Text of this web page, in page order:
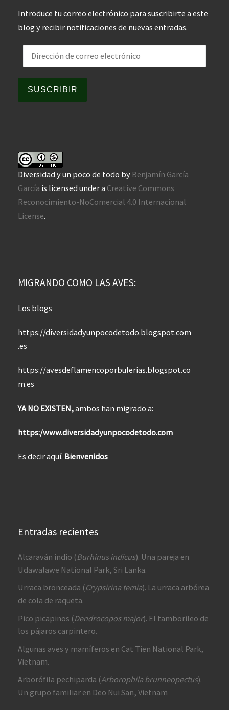
Introduce tu correo electrónico para suscribirte a este
blog y recibir notificaciones de nuevas entradas.
Dirección de correo electrónico
SUSCRIBIR
Diversidad y un poco de todo by Benjamín García
García is licensed under a Creative Commons
Reconocimiento-NoComercial 4.0 Internacional
License.
MIGRANDO COMO LAS AVES:
Los blogs
https://diversidadyunpocodetodo.blogspot.com
.es
https://avesdeflamencoporbulerias.blogspot.co
m.es
YA NO EXISTEN,ambos han migrado a:
https:/www.diversidadyunpocodetodo.com
Es decir aquí. Bienvenidos
Entradas recientes
Alcaraván indio (Burhinus indicus). Una pareja en
Udawalawe National Park, Sri Lanka.
Urraca bronceada (Crypsirina temia). La urraca arbórea
de cola de raqueta.
Pico picapinos (Dendrocopos major). El tamborileo de
los pájaros carpintero.
Algunas aves y mamíferos en Cat Tien National Park,
Vietnam.
Arborófila pechiparda (Arborophila brunneopectus).
Un grupo familiar en Deo Nui San, Vietnam